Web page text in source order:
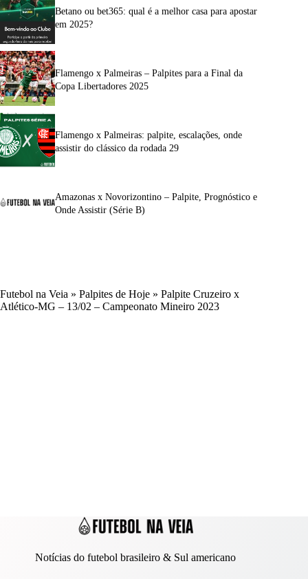
Betano ou bet365: qual é a melhor casa para apostar
em 2025?
Flamengo x Palmeiras – Palpites para a Final da
Copa Libertadores 2025
Flamengo x Palmeiras: palpite, escalações, onde
assistir do clássico da rodada 29
Amazonas x Novorizontino – Palpite, Prognóstico e
Onde Assistir (Série B)
Futebol na Veia » Palpites de Hoje » Palpite Cruzeiro x
Atlético-MG – 13/02 – Campeonato Mineiro 2023
Notícias do futebol brasileiro & Sul americano